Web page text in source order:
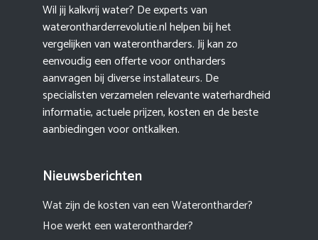
Wil jij kalkvrij water? De experts van
waterontharderrevolutie.nl helpen bij het
vergelijken van waterontharders. Jij kan zo
eenvoudig een offerte voor ontharders
aanvragen bij diverse installateurs. De
specialisten verzamelen relevante waterhardheid
informatie, actuele prijzen, kosten en de beste
aanbiedingen voor ontkalken.
Nieuwsberichten
Wat zijn de kosten van een Waterontharder?
Hoe werkt een waterontharder?